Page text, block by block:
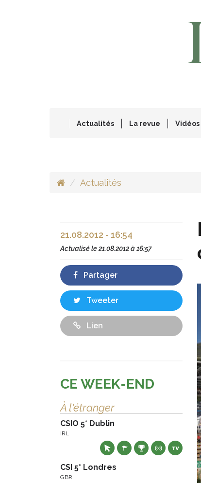
Actualités La revue Vidéos
Actualités
21.08.2012 - 16:54
Actualisé le21.08.2012 à 16:57
Partager
Tweeter
Lien
CE WEEK-END
À l'étranger
CSIO 5* Dublin
IRL
CSI 5* Londres
GBR